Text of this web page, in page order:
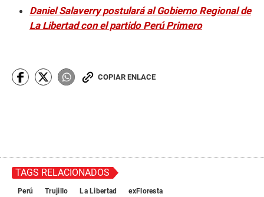
Daniel Salaverry postulará al Gobierno Regional de
La Libertad con el partido Perú Primero
COPIAR ENLACE
TAGS RELACIONADOS
Perú Trujillo La Libertad exFloresta